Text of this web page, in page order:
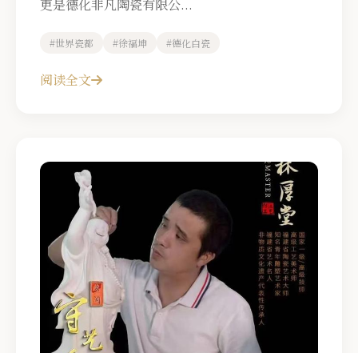
更是德化非凡陶瓷有限公...
#世界瓷都 #徐福坤 #德化白瓷
阅读全文